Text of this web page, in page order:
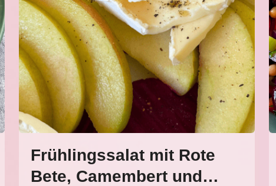
Frühlingssalat mit Rote
Bete, Camembert und